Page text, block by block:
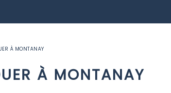
À MONTANAY
À MONTANAY